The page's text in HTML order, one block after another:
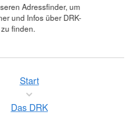
Adressfinder, um
und Infos über DRK-
finden.
Start
Das DRK